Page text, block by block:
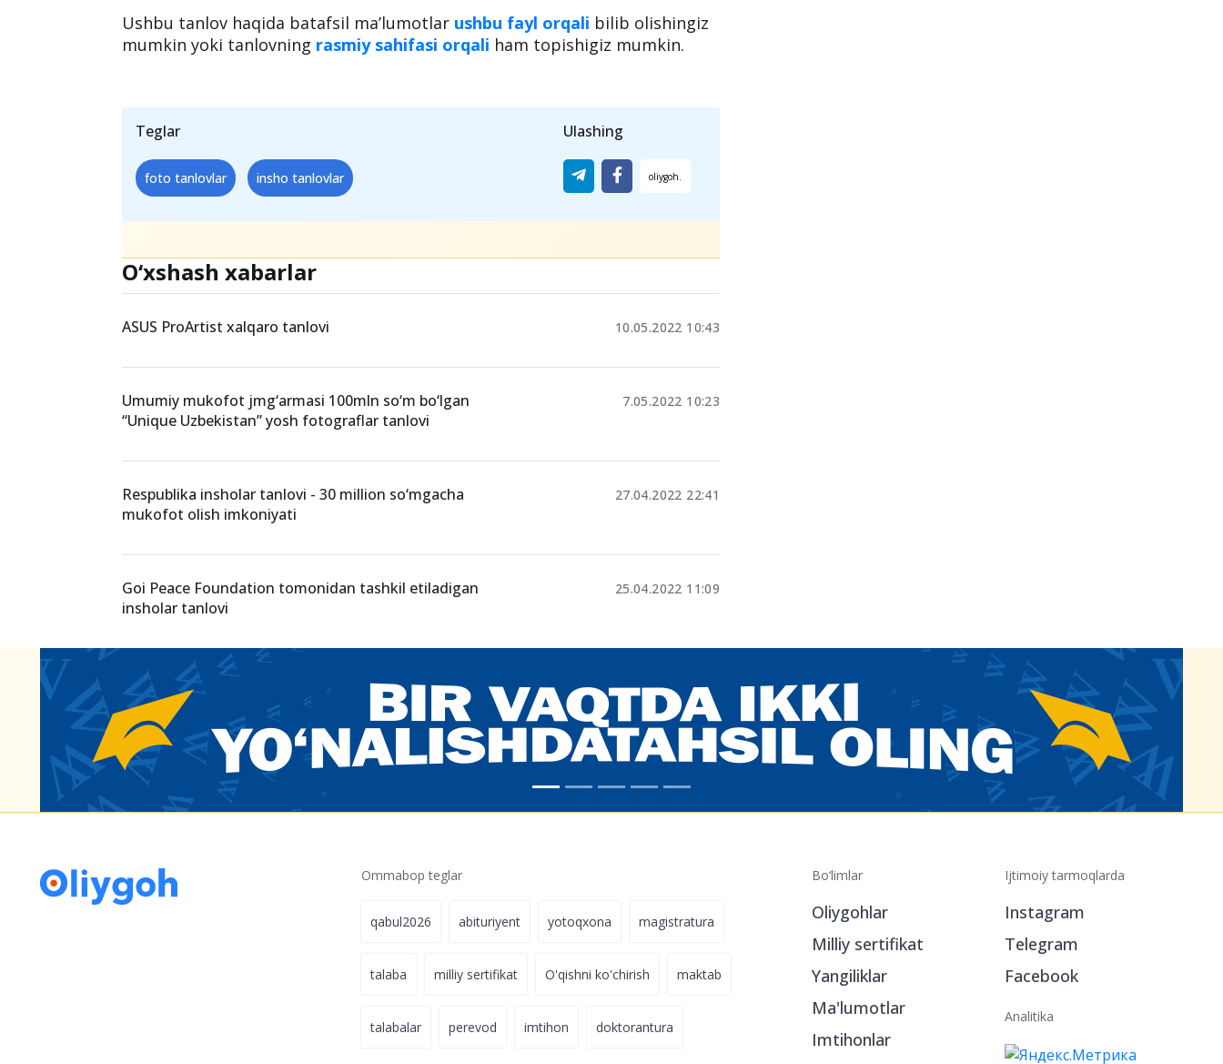
Ushbu tanlov haqida batafsil ma’lumotlar ushbu fayl orqali bilib olishingiz
mumkin yoki tanlovning rasmiy sahifasi orqali ham topishigiz mumkin.
Teglar
foto tanlovlar insho tanlovlar
Ulashing
O‘xshash xabarlar
ASUS ProArtist xalqaro tanlovi 10.05.2022 10:43
Umumiy mukofot jmg‘armasi 100mln so‘m bo‘lgan
“Unique Uzbekistan” yosh fotograflar tanlovi
7.05.2022 10:23
Respublika insholar tanlovi - 30 million so‘mgacha
mukofot olish imkoniyati
27.04.2022 22:41
Goi Peace Foundation tomonidan tashkil etiladigan
insholar tanlovi
25.04.2022 11:09
Ommabop teglar
qabul2026 abituriyent yotoqxona magistratura
talaba milliy sertifikat O'qishni ko'chirish maktab
talabalar perevod imtihon doktorantura
Bo‘limlar
Oliygohlar
Milliy sertifikat
Yangiliklar
Ma'lumotlar
Imtihonlar
Ijtimoiy tarmoqlarda
Instagram
Telegram
Facebook
Analitika